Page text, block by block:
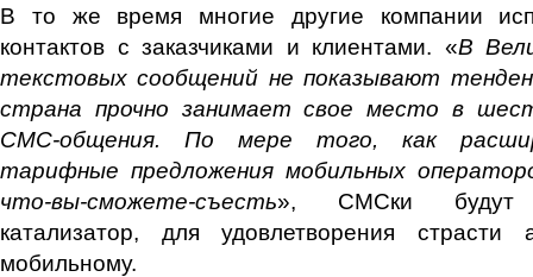
В то же время многие другие компании
контактов с заказчиками и клиентами. «В
текстовых сообщений не показывают
страна прочно занимает свое место в
СМС-общения. По мере того, как
тарифные предложения мобильных
что-вы-сможете-съесть», СМСки будут
катализатор, для удовлетворения
мобильному.